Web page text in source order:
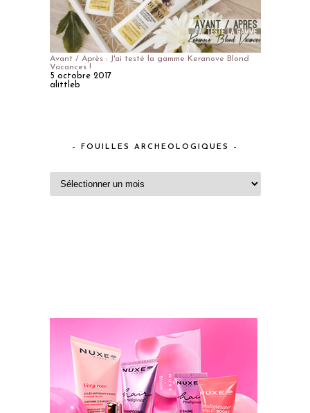
Avant / Après : J'ai testé la gamme Keranove Blond
Vacances !
5 octobre 2017
alittleb
– FOUILLES ARCHEOLOGIQUES –